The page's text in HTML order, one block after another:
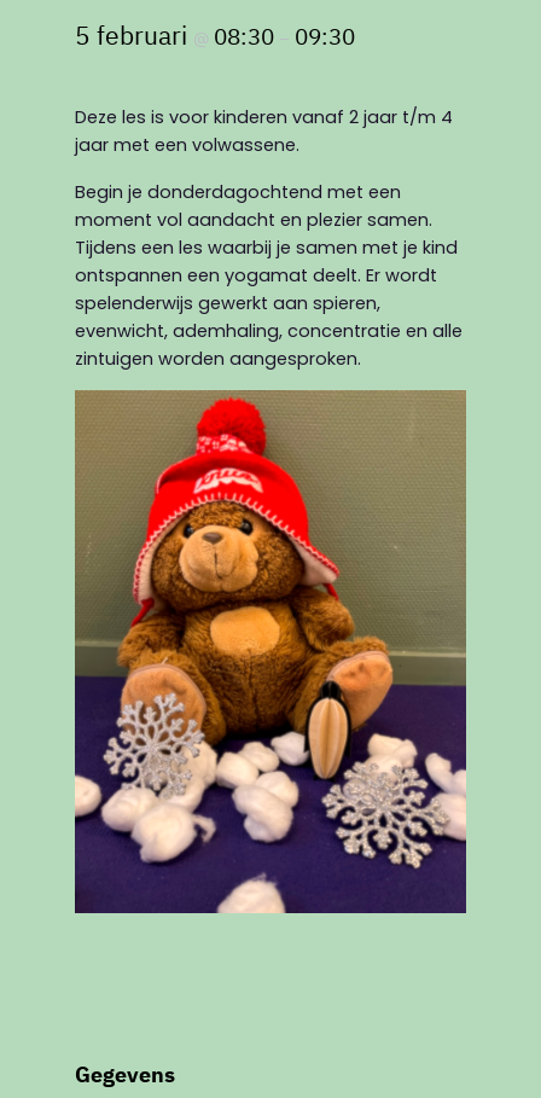
5 februari @ 08:30 – 09:30
Deze les is voor kinderen vanaf 2 jaar t/m 4
jaar met een volwassene.
Begin je donderdagochtend met een
moment vol aandacht en plezier samen.
Tijdens een les waarbij je samen met je kind
ontspannen een yogamat deelt. Er wordt
spelenderwijs gewerkt aan spieren,
evenwicht, ademhaling, concentratie en alle
zintuigen worden aangesproken.
Gegevens